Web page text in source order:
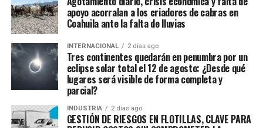
apoyo acorralan a los criadores de cabras en
Coahuila ante la falta de lluvias
INTERNACIONAL 2 días ago
Tres continentes quedarán en penumbra por un
eclipse solar total el 12 de agosto: ¿Desde qué
lugares será visible de forma completa y
parcial?
INDUSTRIA 2 días ago
GESTIÓN DE RIESGOS EN FLOTILLAS, CLAVE PARA